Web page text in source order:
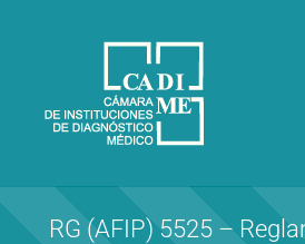
CA.DI.ME.
Cámara de Instituciones de Diagnóstico
RG (AFIP) 5525 –